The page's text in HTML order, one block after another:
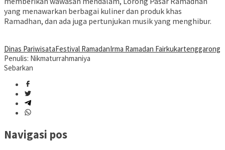
yang menawarkan berbagai kuliner dan produk khas
Ramadhan, dan ada juga pertunjukan musik yang menghibur.
Dinas PariwisataFestival RamadanIrma Ramadan Fairkukartenggarong
Penulis: Nikmaturrahmaniya
Sebarkan
Navigasi pos